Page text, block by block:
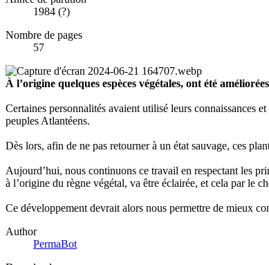
1984 (?)
Nombre de pages
57
À l’origine quelques espèces végétales, ont été
Certaines personnalités avaient utilisé leurs connaissances
peuples Atlantéens.
Dès lors, afin de ne pas retourner à un état sauvage, ces
Aujourd’hui, nous continuons ce travail en respectant les
à l’origine du règne végétal, va être éclairée, et cela par le
Ce développement devrait alors nous permettre de mieux
Author
PermaBot